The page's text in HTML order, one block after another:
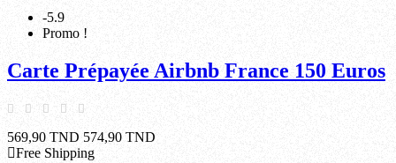
-5.9
Promo !
Carte Prépayée Airbnb France 150 Euros
569,90 TND 574,90 TND
Free Shipping